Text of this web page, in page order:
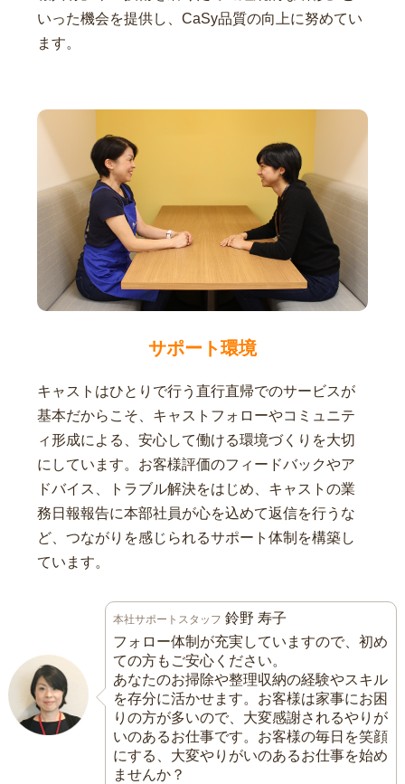
いった機会を提供し、CaSy品質の向上に努めてい
ます。
サポート環境
キャストはひとりで行う直行直帰でのサービスが
基本だからこそ、キャストフォローやコミュニテ
ィ形成による、安心して働ける環境づくりを大切
にしています。お客様評価のフィードバックやア
ドバイス、トラブル解決をはじめ、キャストの業
務日報報告に本部社員が心を込めて返信を行うな
ど、つながりを感じられるサポート体制を構築し
ています。
本社サポートスタッフ 鈴野 寿子
フォロー体制が充実していますので、初め
ての方もご安心ください。
あなたのお掃除や整理収納の経験やスキル
を存分に活かせます。お客様は家事にお困
りの方が多いので、大変感謝されるやりが
いのあるお仕事です。お客様の毎日を笑顔
にする、大変やりがいのあるお仕事を始め
ませんか？